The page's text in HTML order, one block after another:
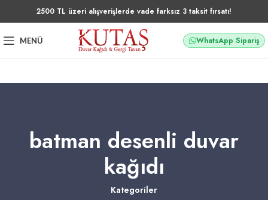
2500 TL üzeri alışverişlerde vade farksız 3 taksit fırsatı!
MENÜ WhatsApp Sipariş
batman desenli duvar
kağıdı
Kategoriler